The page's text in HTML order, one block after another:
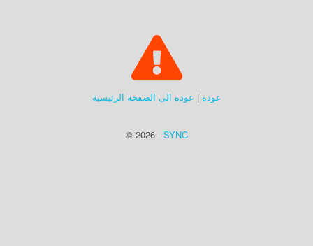
عودة | عودة الى الصفحة الرئيسية
© 2026 - SYNC